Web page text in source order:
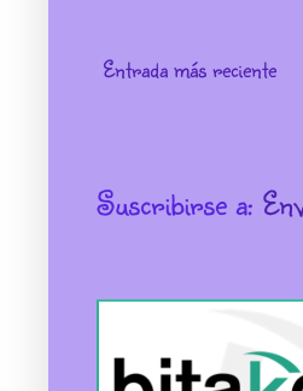
Entrada más reciente
Suscribirse a: